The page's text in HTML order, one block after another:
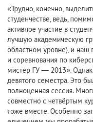
«Трудно, конечно,
студенчестве, ведь,
активное участие в
лучшую академическую
областном уровне), и наш
и соревнования по
мистер ГУ — 2013».
девятого семестра. Это
полноценная сессия.
совместно с четвёртым
тоже вместе. Особенно